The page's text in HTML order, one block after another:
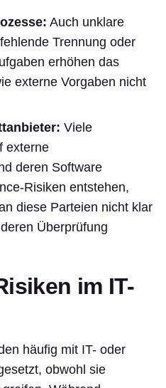
Auch unklare
Trennung oder
erhöhen das
externe Vorgaben nicht
Viele
externe
deren Software
Risiken entstehen,
diese Parteien nicht klar
Überprüfung
im IT-
häufig mit IT- oder
obwohl sie